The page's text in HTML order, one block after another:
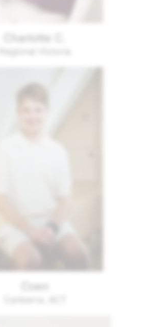
Charlotte C.
Coen